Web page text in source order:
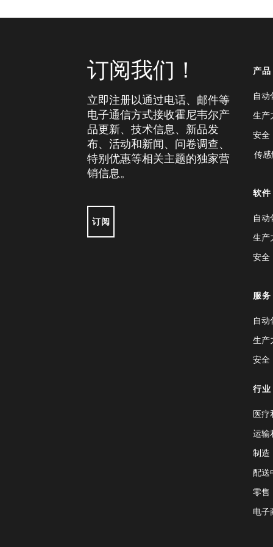
订阅我们！
立即注册以通过电话、邮件等
电子通信方式接收霍尼韦尔产
品更新、技术信息、新品发
布、活动和新闻、问卷调查、
特别优惠等相关主题的独家营
销信息。
订阅
产品
自动
生产
安全
传感
软件
自动
生产
安全
服务
自动
生产
安全
行业
医疗
运输
制造
配送
零售
电子